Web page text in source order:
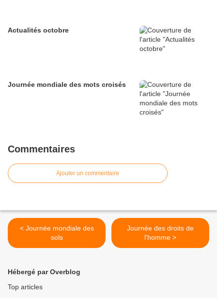
Actualités octobre
Journée mondiale des mots croisés
Commentaires
Ajouter un commentaire
< Journée mondiale des
sols
Journée des droits de
l'homme >
Hébergé par Overblog
Top articles